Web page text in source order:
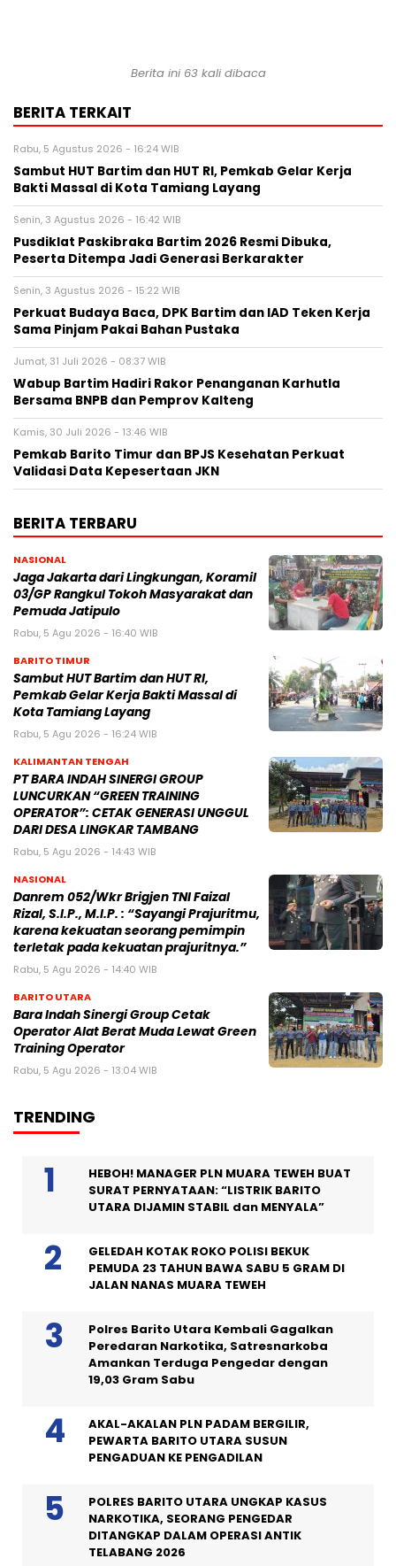
Berita ini 63 kali dibaca
BERITA TERKAIT
Rabu, 5 Agustus 2026 - 16:24 WIB
Sambut HUT Bartim dan HUT RI, Pemkab Gelar Kerja
Bakti Massal di Kota Tamiang Layang
Senin, 3 Agustus 2026 - 16:42 WIB
Pusdiklat Paskibraka Bartim 2026 Resmi Dibuka,
Peserta Ditempa Jadi Generasi Berkarakter
Senin, 3 Agustus 2026 - 15:22 WIB
Perkuat Budaya Baca, DPK Bartim dan IAD Teken Kerja
Sama Pinjam Pakai Bahan Pustaka
Jumat, 31 Juli 2026 - 08:37 WIB
Wabup Bartim Hadiri Rakor Penanganan Karhutla
Bersama BNPB dan Pemprov Kalteng
Kamis, 30 Juli 2026 - 13:46 WIB
Pemkab Barito Timur dan BPJS Kesehatan Perkuat
Validasi Data Kepesertaan JKN
BERITA TERBARU
NASIONAL
Jaga Jakarta dari Lingkungan, Koramil
03/GP Rangkul Tokoh Masyarakat dan
Pemuda Jatipulo
Rabu, 5 Agu 2026 - 16:40 WIB
BARITO TIMUR
Sambut HUT Bartim dan HUT RI,
Pemkab Gelar Kerja Bakti Massal di
Kota Tamiang Layang
Rabu, 5 Agu 2026 - 16:24 WIB
KALIMANTAN TENGAH
PT BARA INDAH SINERGI GROUP
LUNCURKAN “GREEN TRAINING
OPERATOR”: CETAK GENERASI UNGGUL
DARI DESA LINGKAR TAMBANG
Rabu, 5 Agu 2026 - 14:43 WIB
NASIONAL
Danrem 052/Wkr Brigjen TNI Faizal
Rizal, S.I.P., M.I.P. : “Sayangi Prajuritmu,
karena kekuatan seorang pemimpin
terletak pada kekuatan prajuritnya.”
Rabu, 5 Agu 2026 - 14:40 WIB
BARITO UTARA
Bara Indah Sinergi Group Cetak
Operator Alat Berat Muda Lewat Green
Training Operator
Rabu, 5 Agu 2026 - 13:04 WIB
TRENDING
HEBOH! MANAGER PLN MUARA TEWEH BUAT
SURAT PERNYATAAN: “LISTRIK BARITO
UTARA DIJAMIN STABIL dan MENYALA”
GELEDAH KOTAK ROKO POLISI BEKUK
PEMUDA 23 TAHUN BAWA SABU 5 GRAM DI
JALAN NANAS MUARA TEWEH
Polres Barito Utara Kembali Gagalkan
Peredaran Narkotika, Satresnarkoba
Amankan Terduga Pengedar dengan
19,03 Gram Sabu
AKAL-AKALAN PLN PADAM BERGILIR,
PEWARTA BARITO UTARA SUSUN
PENGADUAN KE PENGADILAN
POLRES BARITO UTARA UNGKAP KASUS
NARKOTIKA, SEORANG PENGEDAR
DITANGKAP DALAM OPERASI ANTIK
TELABANG 2026